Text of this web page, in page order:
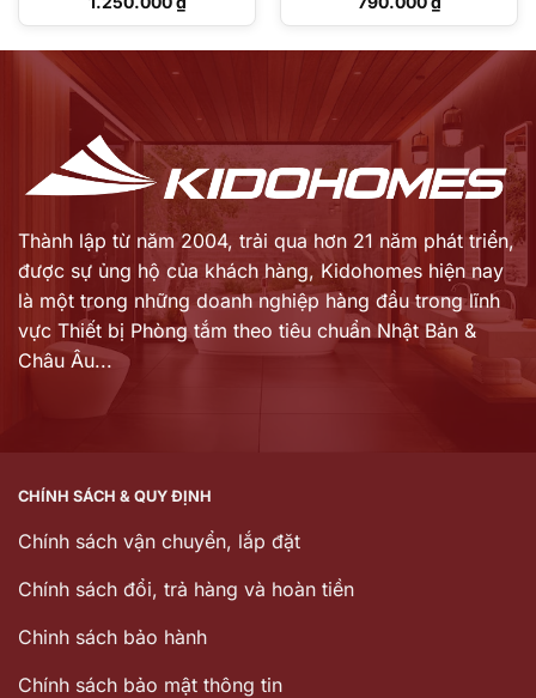
Giá
Giá
790.000 ₫.
Thành lập từ năm 2004, trải qua hơn 21 năm phát triển,
được sự ủng hộ của khách hàng, Kidohomes hiện nay
là một trong những doanh nghiệp hàng đầu trong lĩnh
vực Thiết bị Phòng tắm theo tiêu chuẩn Nhật Bản &
Châu Âu...
CHÍNH SÁCH & QUY ĐỊNH
Chính sách vận chuyển, lắp đặt
Chính sách đổi, trả hàng và hoàn tiền
Chinh sách bảo hành
Chính sách bảo mật thông tin